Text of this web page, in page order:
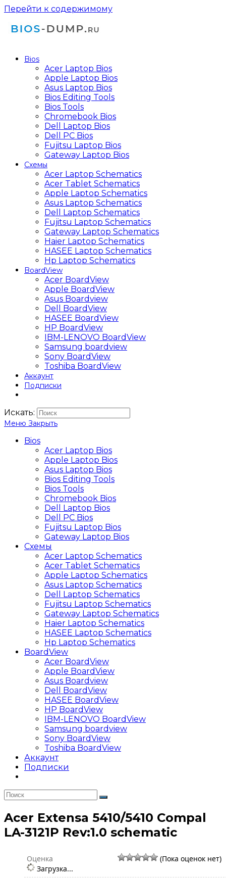
Перейти к содержимому
Bios
Acer Laptop Bios
Apple Laptop Bios
Asus Laptop Bios
Bios Editing Tools
Bios Tools
Chromebook Bios
Dell Laptop Bios
Dell PC Bios
Fujitsu Laptop Bios
Gateway Laptop Bios
Схемы
Acer Laptop Schematics
Acer Tablet Schematics
Apple Laptop Schematics
Asus Laptop Schematics
Dell Laptop Schematics
Fujitsu Laptop Schematics
Gateway Laptop Schematics
Haier Laptop Schematics
HASEE Laptop Schematics
Hp Laptop Schematics
BoardView
Acer BoardView
Apple BoardView
Asus Boardview
Dell BoardView
HASEE BoardView
HP BoardView
IBM-LENOVO BoardView
Samsung boardview
Sony BoardView
Toshiba BoardView
Аккаунт
Подписки
Искать:
Меню Закрыть
Bios
Acer Laptop Bios
Apple Laptop Bios
Asus Laptop Bios
Bios Editing Tools
Bios Tools
Chromebook Bios
Dell Laptop Bios
Dell PC Bios
Fujitsu Laptop Bios
Gateway Laptop Bios
Схемы
Acer Laptop Schematics
Acer Tablet Schematics
Apple Laptop Schematics
Asus Laptop Schematics
Dell Laptop Schematics
Fujitsu Laptop Schematics
Gateway Laptop Schematics
Haier Laptop Schematics
HASEE Laptop Schematics
Hp Laptop Schematics
BoardView
Acer BoardView
Apple BoardView
Asus Boardview
Dell BoardView
HASEE BoardView
HP BoardView
IBM-LENOVO BoardView
Samsung boardview
Sony BoardView
Toshiba BoardView
Аккаунт
Подписки
Acer Extensa 5410/5410 Compal
LA-3121P Rev:1.0 schematic
Оценка
(Пока оценок нет)
Загрузка...